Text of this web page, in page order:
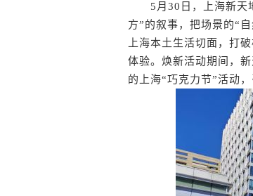
5月30日，上海新天地
方”的叙事，把场景的“
上海本土生活切面，打
体验。焕新活动期间，
的上海“巧克力节”活动